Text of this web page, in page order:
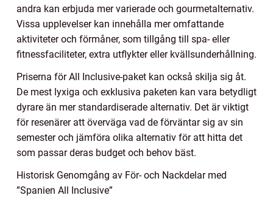
andra kan erbjuda mer varierade och gourmetalternativ.
Vissa upplevelser kan innehålla mer omfattande
aktiviteter och förmåner, som tillgång till spa- eller
fitnessfaciliteter, extra utflykter eller kvällsunderhållning.
Priserna för All Inclusive-paket kan också skilja sig åt.
De mest lyxiga och exklusiva paketen kan vara betydligt
dyrare än mer standardiserade alternativ. Det är viktigt
för resenärer att överväga vad de förväntar sig av sin
semester och jämföra olika alternativ för att hitta det
som passar deras budget och behov bäst.
Historisk Genomgång av För- och Nackdelar med
”Spanien All Inclusive”